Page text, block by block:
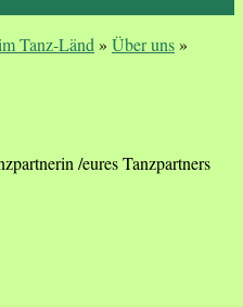
Tanz-Länd » Über uns»
/eures Tanzpartners